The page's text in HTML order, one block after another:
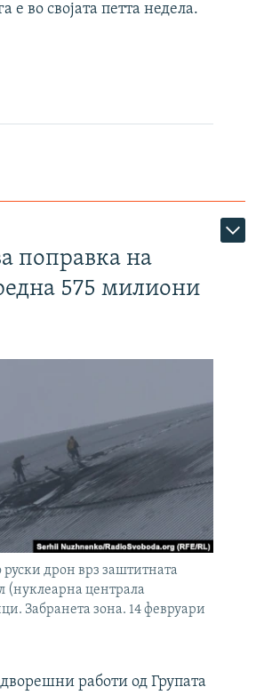
е во својата петта недела.
поправка на
575 милиони
дрон врз заштитната
(нуклеарна централа
Забранета зона. 14 февруари
работи од Групата